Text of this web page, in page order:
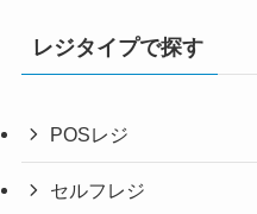
レジタイプで探す
POSレジ
セルフレジ